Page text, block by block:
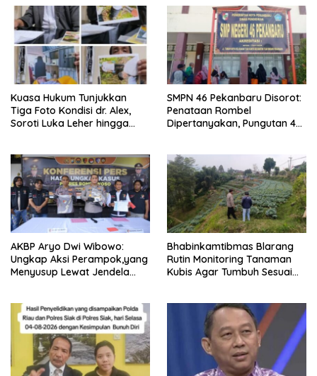
Kuasa Hukum Tunjukkan
Tiga Foto Kondisi dr. Alex,
Soroti Luka Leher hingga
SMPN 46 Pekanbaru Disorot:
Penataan Rombel
Dipertanyakan, Pungutan 4
AKBP Aryo Dwi Wibowo:
Ungkap Aksi Perampok,yang
Menyusup Lewat Jendela
Bhabinkamtibmas Blarang
Rutin Monitoring Tanaman
Kubis Agar Tumbuh Sesuai